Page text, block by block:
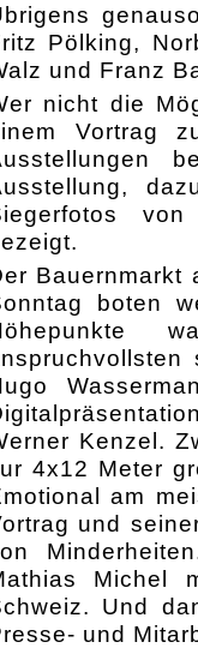
Pölking,
und Franz
nicht die
Vortrag
von
Bauernmarkt
boten
Kenzel.
4x12 Meter
am
und
Michel
Und
und